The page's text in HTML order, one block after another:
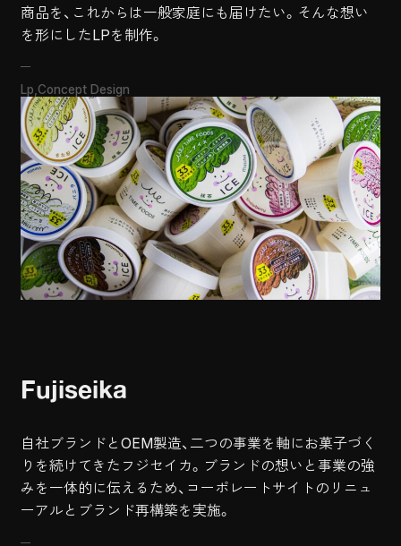
商品を、これからは一般家庭にも届けたい。そんな想い
を形にしたLPを制作。
Lp Concept Design
Fujiseika
自社ブランドとOEM製造、二つの事業を軸にお菓子づく
りを続けてきたフジセイカ。ブランドの想いと事業の強
みを一体的に伝えるため、コーポレートサイトのリニュ